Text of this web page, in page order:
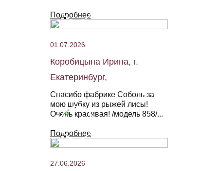
Подробнее
01.07.2026
Коробицына Ирина, г.
Екатеринбург,
Спасибо фабрике Соболь за
мою шубку из рыжей лисы!
Очень красивая! /модель 858/...
Подробнее
27.06.2026